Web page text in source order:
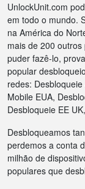
UnlockUnit.com
em todo o mundo.
na América do
mais de 200
puder fazê-lo,
popular
redes:
Mobile EUA,
Desbloqueie EE
Desbloqueamos
perdemos a conta
milhão de
populares que